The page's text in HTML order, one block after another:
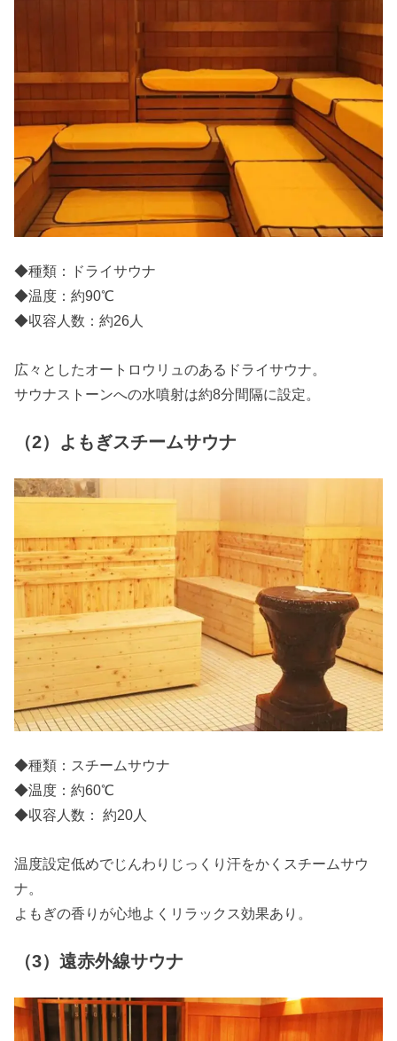
◆種類：ドライサウナ
◆温度：約90℃
◆収容人数：約26人
広々としたオートロウリュのあるドライサウナ。
サウナストーンへの水噴射は約8分間隔に設定。
（2）よもぎスチームサウナ
◆種類：スチームサウナ
◆温度：約60℃
◆収容人数： 約20人
温度設定低めでじんわりじっくり汗をかくスチームサウ
ナ。
よもぎの香りが心地よくリラックス効果あり。
（3）遠赤外線サウナ